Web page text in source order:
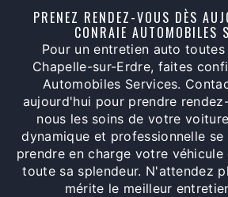
PRENEZ RENDEZ-VOUS DÈS
CONRAIE AUTOMOBILES
Pour un entretien auto toutes
Chapelle-sur-Erdre, faites
Automobiles Services.
aujourd'hui pour prendre
nous les soins de votre
dynamique et professionnelle
prendre en charge votre
toute sa splendeur. N'attendez
mérite le meilleur